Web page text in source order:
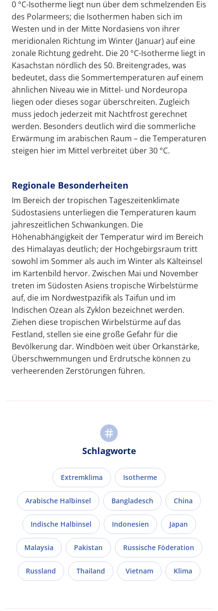
0 °C-Isotherme liegt nun über dem schmelzenden Eis
des Polarmeers; die Isothermen haben sich im
Westen und in der Mitte Nordasiens von ihrer
meridionalen Richtung im Winter (Januar) auf eine
zonale Richtung gedreht. Die 20 °C-Isotherme liegt in
Kasachstan nördlich des 50. Breitengrades, was
bedeutet, dass die Sommertemperaturen auf einem
ähnlichen Niveau wie in Mittel- und Nordeuropa
liegen oder dieses sogar überschreiten. Zugleich
muss jedoch jederzeit mit Nachtfrost gerechnet
werden. Besonders deutlich wird die sommerliche
Erwärmung im arabischen Raum – die Temperaturen
steigen hier im Mittel verbreitet über 30 °C.
Regionale Besonderheiten
Im Bereich der tropischen Tageszeitenklimate
Südostasiens unterliegen die Temperaturen kaum
jahreszeitlichen Schwankungen. Die
Höhenabhängigkeit der Temperatur wird im Bereich
des Himalayas deutlich; der Hochgebirgsraum tritt
sowohl im Sommer als auch im Winter als Kälteinsel
im Kartenbild hervor. Zwischen Mai und November
treten im Südosten Asiens tropische Wirbelstürme
auf, die im Nordwestpazifik als Taifun und im
Indischen Ozean als Zyklon bezeichnet werden.
Ziehen diese tropischen Wirbelstürme auf das
Festland, stellen sie eine große Gefahr für die
Bevölkerung dar. Windböen weit über Orkanstärke,
Überschwemmungen und Erdrutsche können zu
verheerenden Zerstörungen führen.
Schlagworte
Extremklima Isotherme
Arabische Halbinsel Bangladesch China
Indische Halbinsel Indonesien Japan
Malaysia Pakistan Russische Föderation
Russland Thailand Vietnam Klima